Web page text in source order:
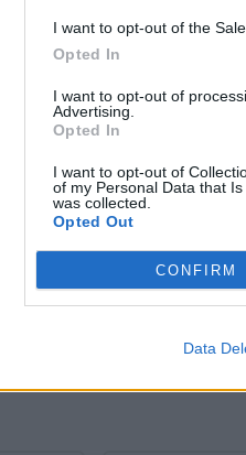
I want to opt-out of the
Opted In
I want to opt-out of
Advertising.
Opted In
I want to opt-out of
of my Personal Data that
was collected.
Opted Out
CONFIRM
Data
nodalot iekšzemes
Iepriekš PV 100%
2008. gada oktobrī tas